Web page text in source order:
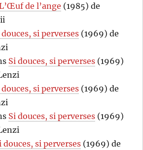
de l’ange (1985) de
douces, si perverses (1969) de
Si douces, si perverses (1969)
douces, si perverses (1969) de
Si douces, si perverses (1969)
douces, si perverses (1969) de